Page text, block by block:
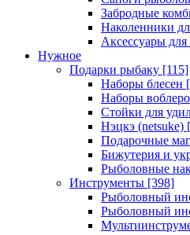
Забродные
Наколенники
Аксессуары для
Нужное
Подарки рыбаку [115]
Наборы блесен
Наборы
Стойки для
Нэцкэ (netsuke)
Подарочные
Бижутерия и
Рыболовные
Инструменты [398]
Рыболовный
Рыболовный